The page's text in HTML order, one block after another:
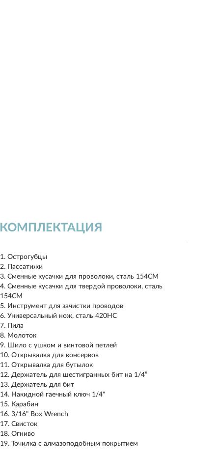
КОМПЛЕКТАЦИЯ
Острогубцы
Пассатижи
Сменные кусачки для проволоки, сталь 154CM
Сменные кусачки для твердой проволоки, сталь
154CM
Инструмент для зачистки проводов
Универсальный нож, сталь 420HC
Пила
Молоток
Шило с ушком и винтовой петлей
Открывалка для консервов
Открывалка для бутылок
Держатель для шестигранных бит на 1/4”
Держатель для бит
Накидной гаечный ключ 1/4"
Карабин
3/16" Box Wrench
Свисток
Огниво
Точилка с алмазоподобным покрытием